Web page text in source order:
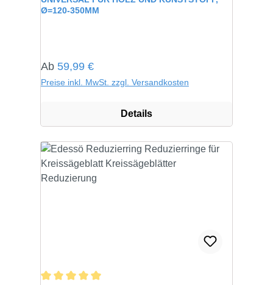
Ø=120-350MM
Regulärer Preis:
Ab 59,99 €
Preise inkl. MwSt. zzgl. Versandkosten
Details